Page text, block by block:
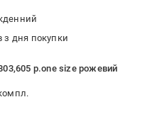
з дня покупки
р.one size рожевий